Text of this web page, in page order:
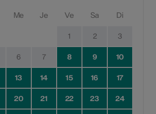
Me Je Ve Sa Di
1 2 3
6 7 8 9 10
13 14 15 16 17
20 21 22 23 24